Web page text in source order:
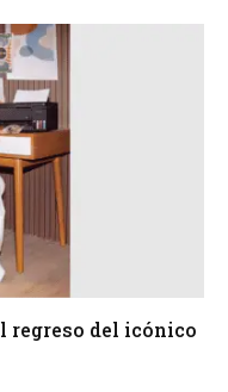
regreso del icónico